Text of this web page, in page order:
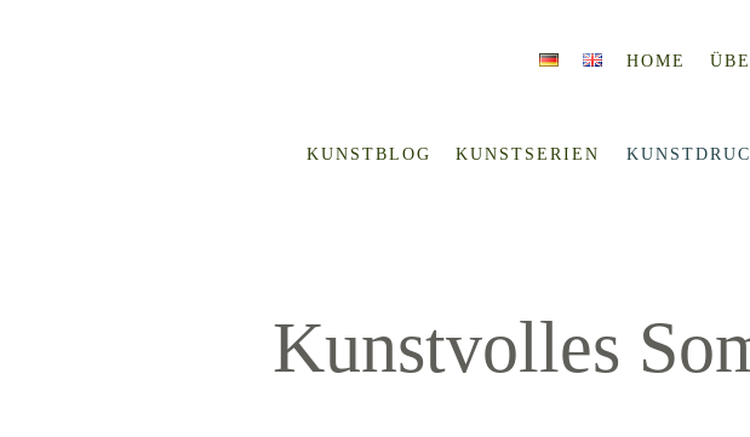
HOME
KUNSTBLOG KUNSTSERIEN
Kunstvolles